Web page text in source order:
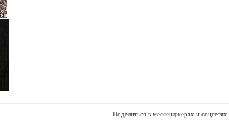
Поделиться в мессенджерах и соцсетях: